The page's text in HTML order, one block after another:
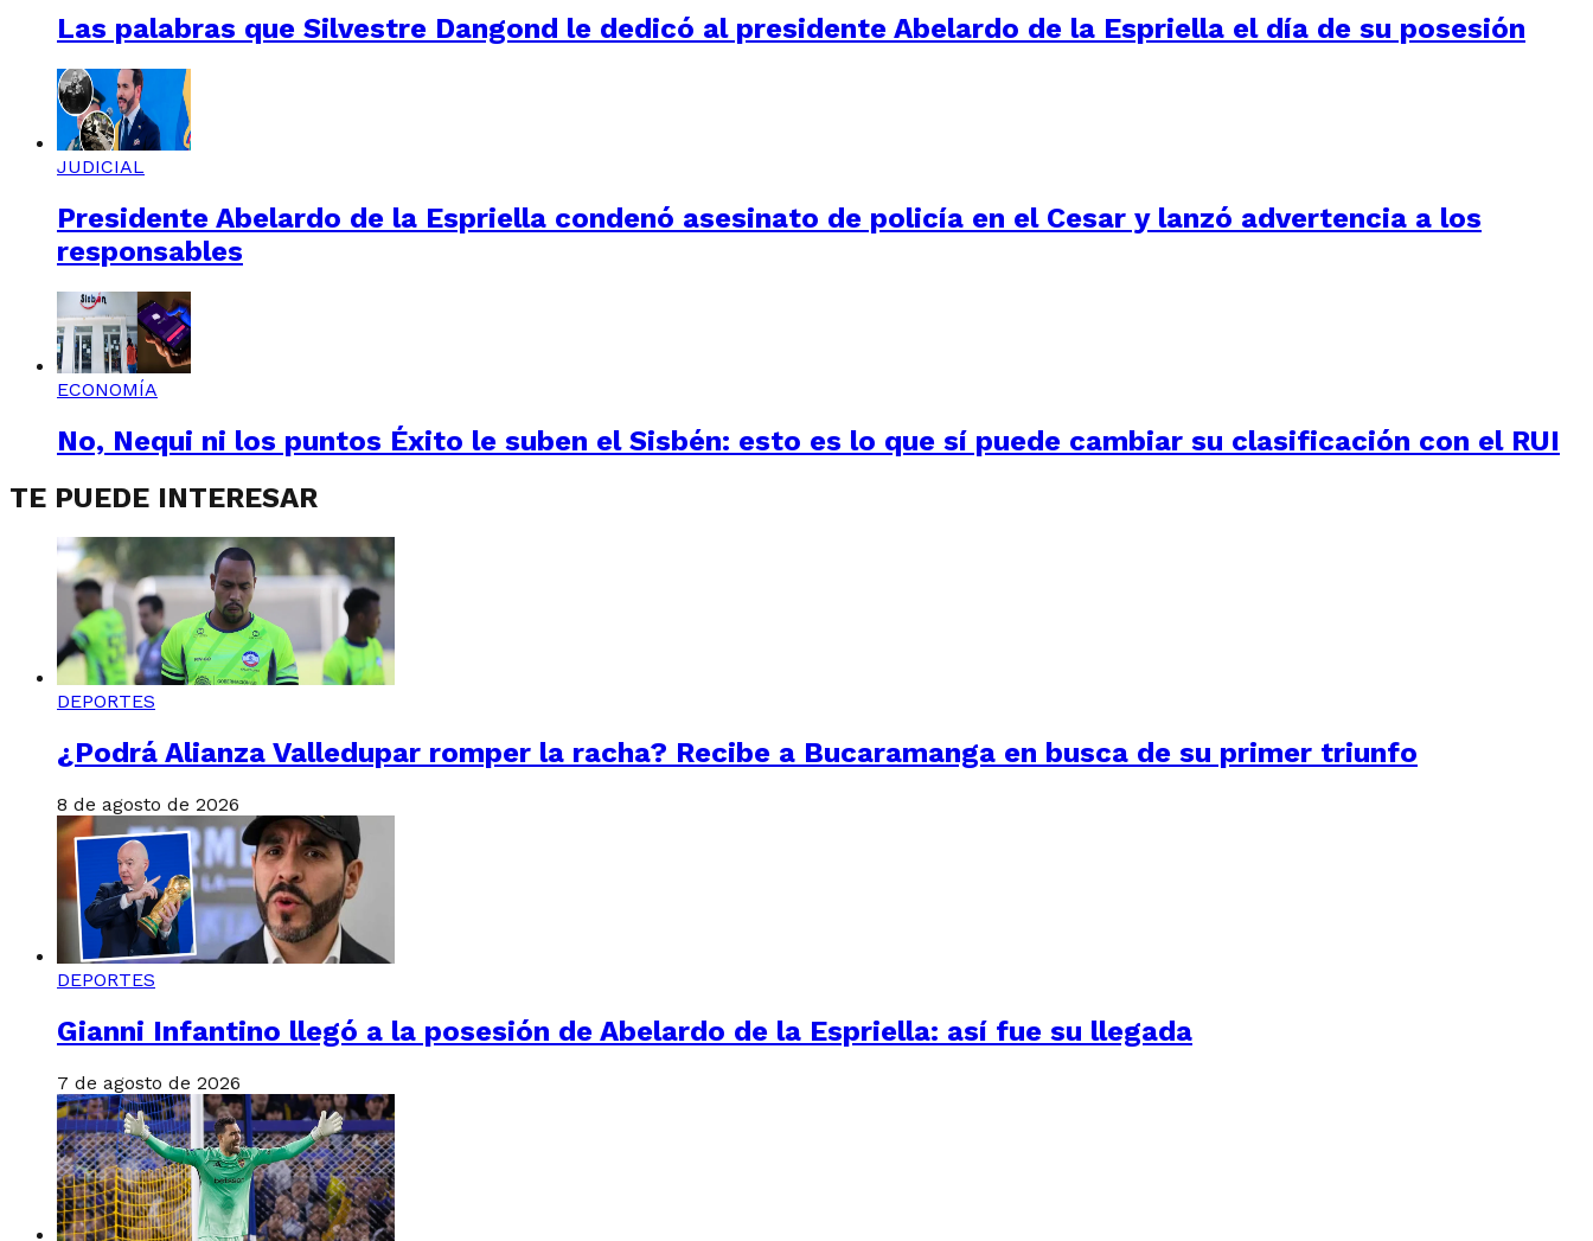
Las palabras que Silvestre Dangond le dedicó al presidente Abelardo de la Espriella el día de su posesión
JUDICIAL
Presidente Abelardo de la Espriella condenó asesinato de policía en el Cesar y lanzó advertencia a los
responsables
ECONOMÍA
No, Nequi ni los puntos Éxito le suben el Sisbén: esto es lo que sí puede cambiar su clasificación con el RUI
TE PUEDE INTERESAR
DEPORTES
¿Podrá Alianza Valledupar romper la racha? Recibe a Bucaramanga en busca de su primer triunfo
8 de agosto de 2026
DEPORTES
Gianni Infantino llegó a la posesión de Abelardo de la Espriella: así fue su llegada
7 de agosto de 2026